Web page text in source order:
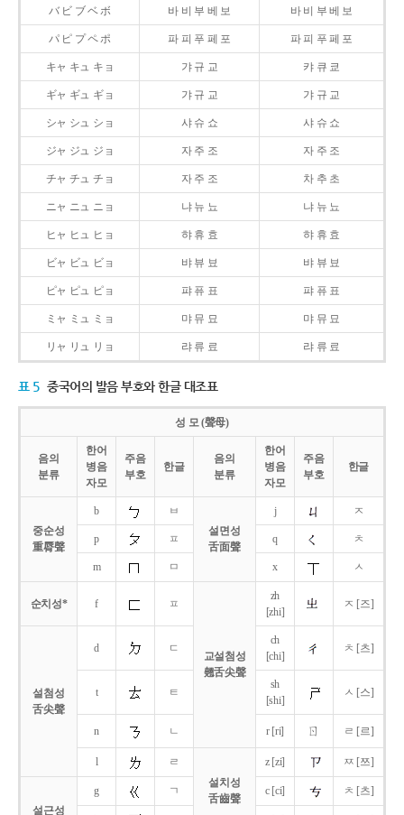
バ ビ ブ ベ ボ 바 비 부 베 보 바 비 부 베 보
パ ピ プ ペ ポ 파 피 푸 페 포 파 피 푸 페 포
キャ キュ キョ 갸 규 교 캬 큐 쿄
ギャ ギュ ギョ 갸 규 교 갸 규 교
シャ シュ ショ 샤 슈 쇼 샤 슈 쇼
ジャ ジュ ジョ 자 주 조 자 주 조
チャ チュ チョ 자 주 조 차 추 초
ニャ ニュ ニョ 냐 뉴 뇨 냐 뉴 뇨
ヒャ ヒュ ヒョ 햐 휴 효 햐 휴 효
ビャ ビュ ビョ 뱌 뷰 뵤 뱌 뷰 뵤
ピャ ピュ ピョ 퍄 퓨 표 퍄 퓨 표
ミャ ミュ ミョ 먀 뮤 묘 먀 뮤 묘
リャ リュ リョ 랴 류 료 랴 류 료
표 5 중국어의 발음 부호와 한글 대조표
성 모 (聲母)
음의
분류
한어
병음
자모
주음
부호
한글
음의
분류
한어
병음
자모
주음
부호
한글
중순성
重脣聲
b
ㅂ
설면성
舌面聲
j ㅈ
p ㅍ q ㅊ
m ㅁ x ㅅ
순치성* f ㅍ
교설첨성
翹舌尖聲
zh
[zhi]
ㅈ [즈]
설첨성
舌尖聲
d ㄷ
ch
[chi]
ㅊ [츠]
t ㅌ
sh
[shi]
ㅅ [스]
n ㄴ r [ri] ㄖ ㄹ [르]
l
ㄹ
설치성
舌齒聲
z [zi] ㅉ [쯔]
설근성
g ㄱ c [ci] ㅊ [츠]